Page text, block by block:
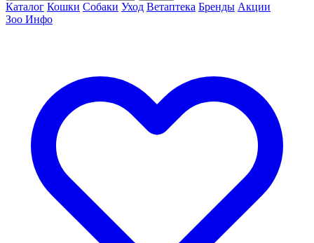
Каталог Кошки Собаки Уход Ветаптека Бренды Акции
Зоо Инфо